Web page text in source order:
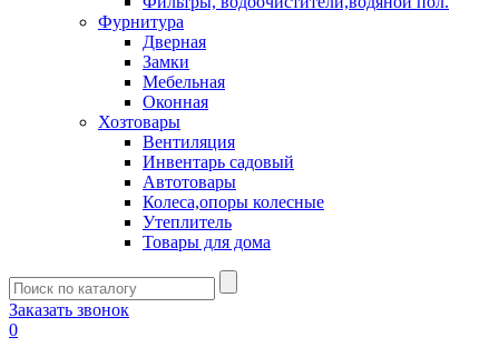
Фурнитура
Дверная
Замки
Мебельная
Оконная
Хозтовары
Вентиляция
Инвентарь садовый
Автотовары
Колеса,опоры колесные
Утеплитель
Товары для дома
Заказать звонок
0